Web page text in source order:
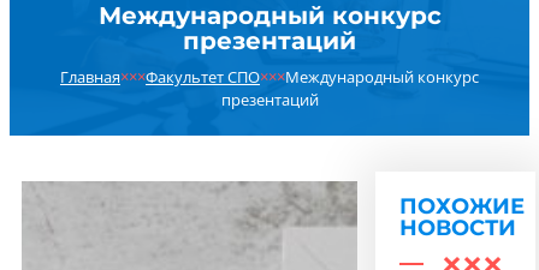
СТУДЕНТУ
ДОПОБРАЗОВАНИЕ
НОВОСТИ
РЕЗУЛЬТАТ ПОИСКА:
Международный конкурс
презентаций
Главная×××Факультет СПО×××Международный конкурс
презентаций
ПОХОЖИЕ
НОВОСТИ